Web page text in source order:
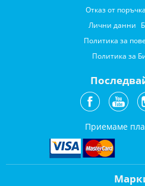
Отказ от поръчка
Лични данни
Политика за
Политика за
Приемаме